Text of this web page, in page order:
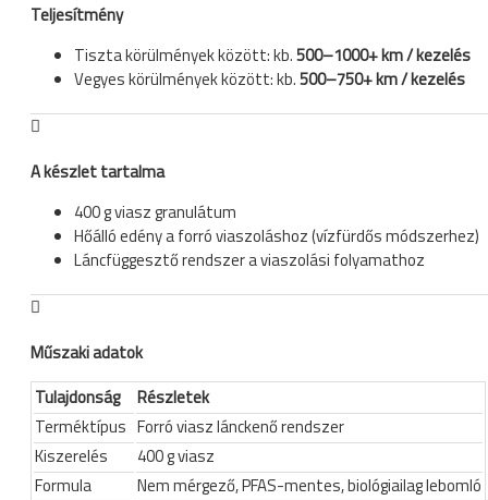
Teljesítmény
Tiszta körülmények között: kb.500–1000+ km / kezelés
Vegyes körülmények között: kb.500–750+ km / kezelés
A készlet tartalma
400 g viasz granulátum
Hőálló edény a forró viaszoláshoz (vízfürdős módszerhez)
Láncfüggesztő rendszer a viaszolási folyamathoz
Műszaki adatok
Tulajdonság
Részletek
Terméktípus Forró viasz lánckenő rendszer
Kiszerelés
400 g viasz
Formula
Nem mérgező, PFAS-mentes, biológiailag lebomló